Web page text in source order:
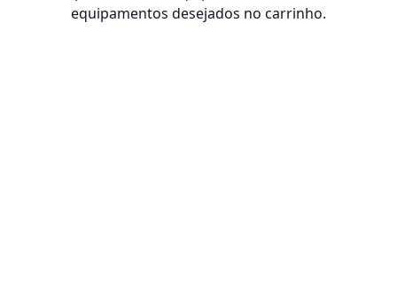
equipamentos desejados no carrinho.